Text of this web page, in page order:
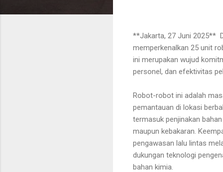
**Jakarta, 27 Juni 2025**
memperkenalkan 25 unit
ini merupakan wujud
personel, dan efektivitas
Robot-robot ini adalah
pemantauan di lokasi
termasuk penjinakan
maupun kebakaran.
pengawasan lalu lintas
dukungan teknologi
bahan kimia.